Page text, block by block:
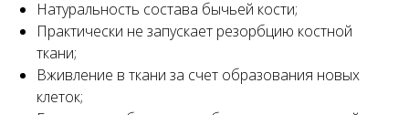
Натуральность состава бычьей кости;
Практически не запускает резорбцию костной
ткани;
Вживление в ткани за счет образования новых
клеток;